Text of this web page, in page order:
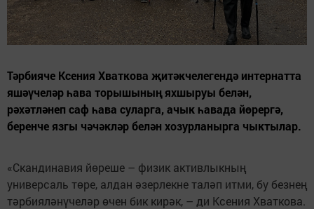
Тәрбияче Ксения Хваткова җитәкчелегендә интернатта
яшәүчеләр һава торышының яхшыруы белән,
рәхәтләнеп саф һава суларга, ачык һавада йөрергә,
беренче язгы чәчәкләр белән хозурланырга чыктылар.
«Скандинавия йөреше – физик активлыкның
универсаль төре, алдан әзерлекне таләп итми, бу безнең
тәрбияләнүчеләр өчен бик кирәк, – ди Ксения Хваткова.